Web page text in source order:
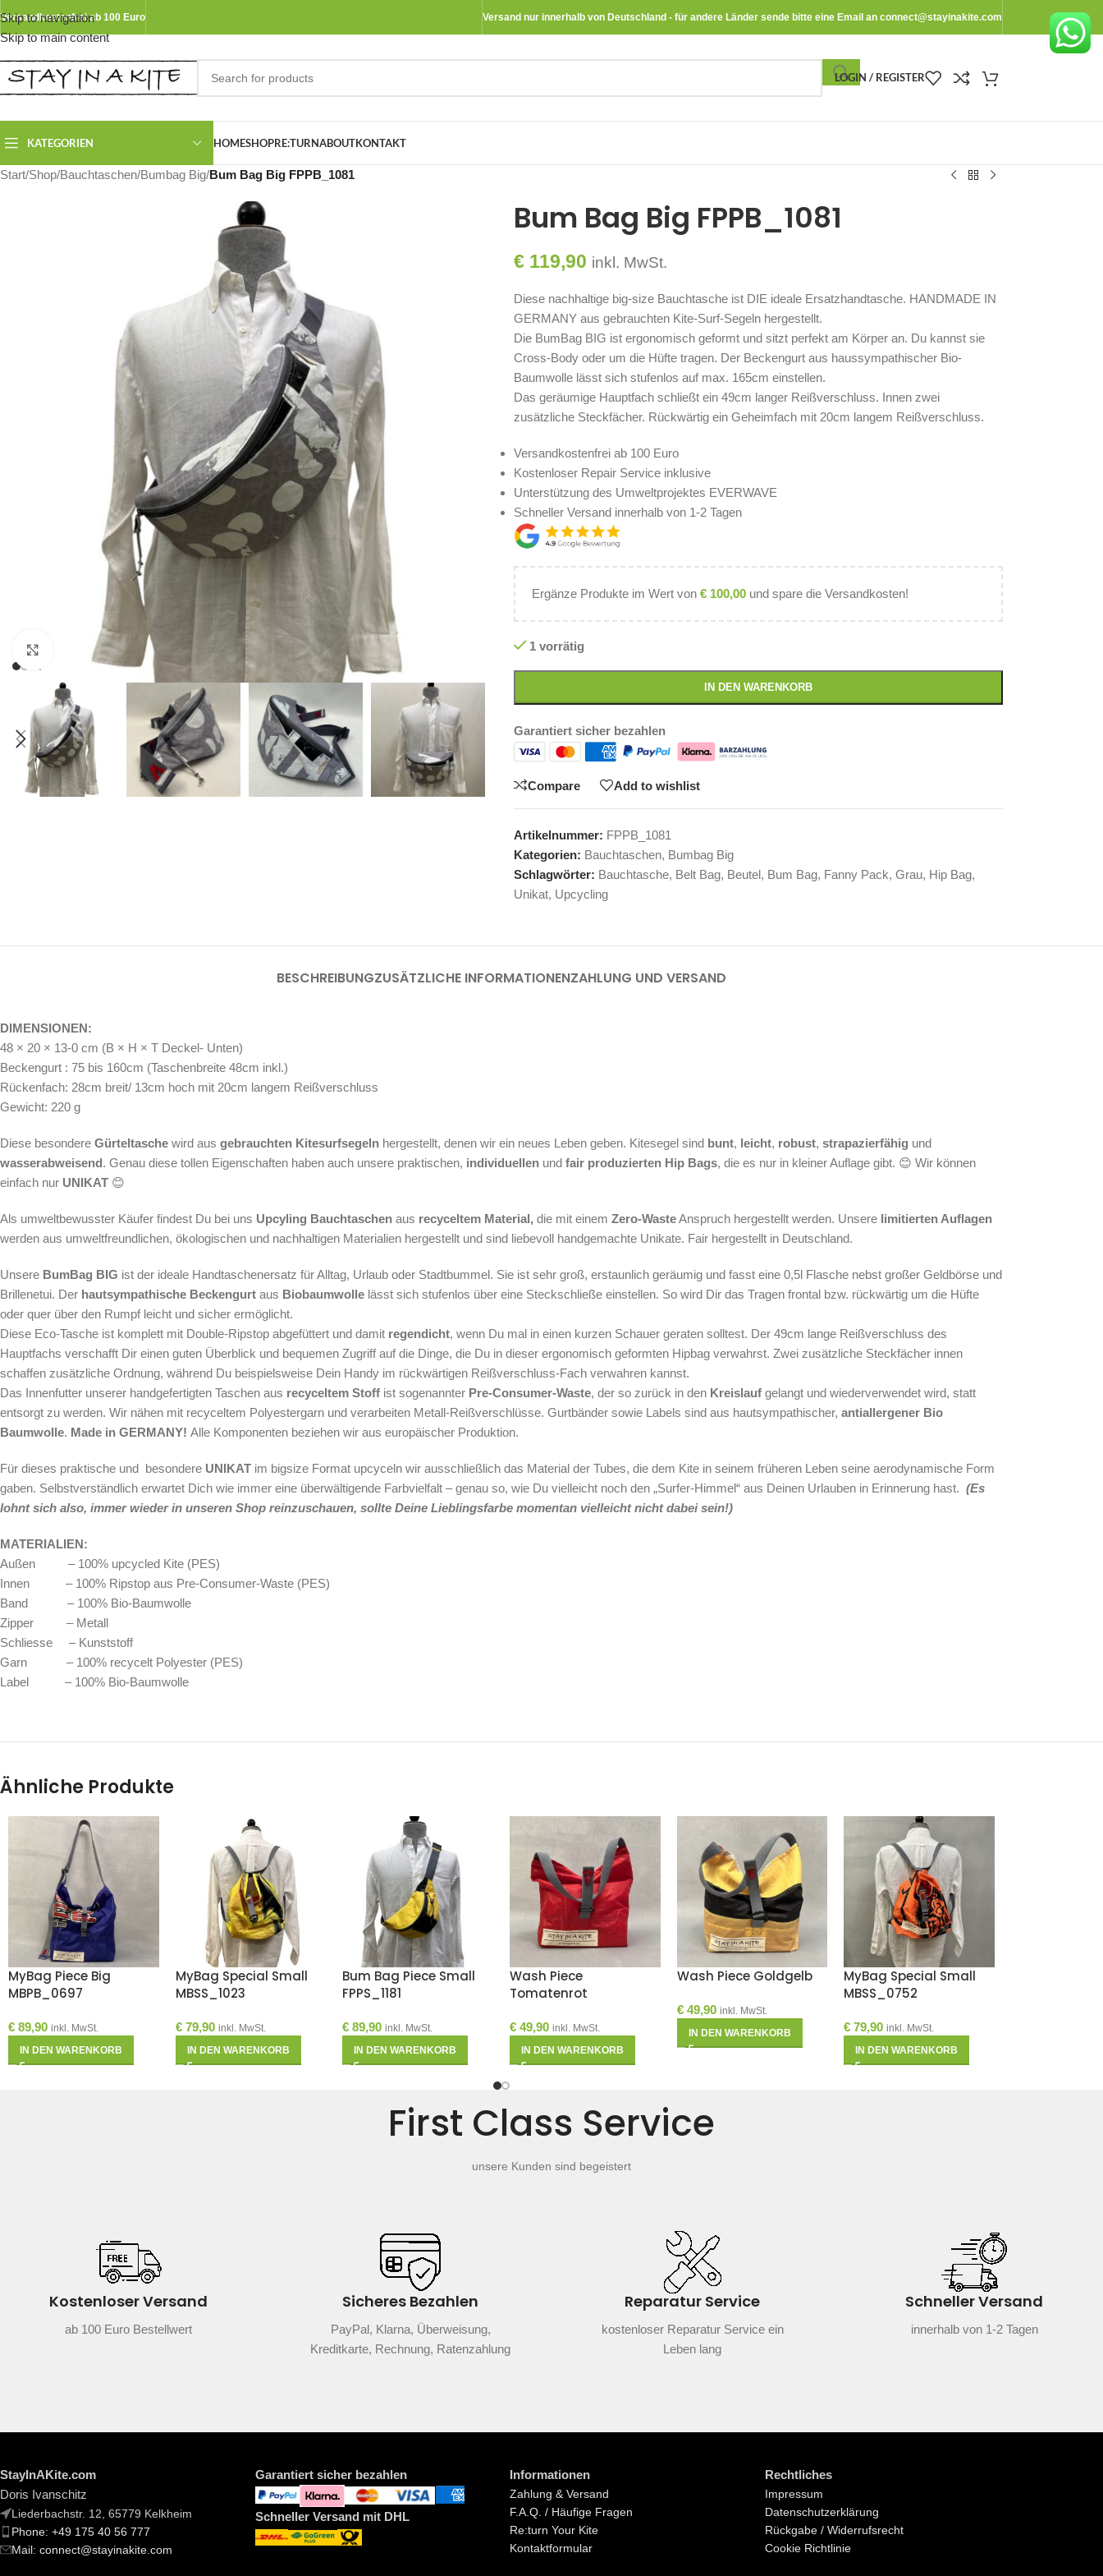
Skip to navigation
Skip to main content
Versandkostenfrei ab 100 Euro Versand nur innerhalb von Deutschland - für andere Länder sende bitte eine Email an connect@stayinakite.com
LOGIN / REGISTER
KATEGORIEN HOMESHOPRE:TURNABOUTKONTAKT
Start/Shop/Bauchtaschen/Bumbag Big/Bum Bag Big FPPB_1081
Click to enlarge
Bum Bag Big FPPB_1081
€119,90 inkl. MwSt.
Diese nachhaltige big-size Bauchtasche ist DIE ideale Ersatzhandtasche. HANDMADE IN
GERMANY aus gebrauchten Kite-Surf-Segeln hergestellt.
Die BumBag BIG ist ergonomisch geformt und sitzt perfekt am Körper an. Du kannst sie
Cross-Body oder um die Hüfte tragen. Der Beckengurt aus haussympathischer Bio-
Baumwolle lässt sich stufenlos auf max. 165cm einstellen.
Das geräumige Hauptfach schließt ein 49cm langer Reißverschluss. Innen zwei
zusätzliche Steckfächer. Rückwärtig ein Geheimfach mit 20cm langem Reißverschluss.
Versandkostenfrei ab 100 Euro
Kostenloser Repair Service inklusive
Unterstützung des Umweltprojektes EVERWAVE
Schneller Versand innerhalb von 1-2 Tagen
Ergänze Produkte im Wert von €100,00und spare die Versandkosten!
1 vorrätig
IN DEN WARENKORB
Garantiert sicher bezahlen
Compare Add to wishlist
Artikelnummer: FPPB_1081
Kategorien: Bauchtaschen, Bumbag Big
Schlagwörter: Bauchtasche, Belt Bag, Beutel, Bum Bag, Fanny Pack, Grau, Hip Bag,
Unikat, Upcycling
BESCHREIBUNGZUSÄTZLICHE INFORMATIONENZAHLUNG UND VERSAND
DIMENSIONEN:
48 × 20 × 13-0 cm (B × H × T Deckel- Unten)
Beckengurt : 75 bis 160cm (Taschenbreite 48cm inkl.)
Rückenfach: 28cm breit/ 13cm hoch mit 20cm langem Reißverschluss
Gewicht: 220 g
Diese besondere Gürteltasche wird aus gebrauchten Kitesurfsegeln hergestellt, denen wir ein neues Leben geben. Kitesegel sind bunt, leicht, robust, strapazierfähig und
wasserabweisend. Genau diese tollen Eigenschaften haben auch unsere praktischen, individuellen und fair produzierten Hip Bags, die es nur in kleiner Auflage gibt. 😊 Wir können
einfach nur UNIKAT 😊
Als umweltbewusster Käufer findest Du bei uns Upcyling Bauchtaschen aus recyceltem Material, die mit einem Zero-WasteAnspruch hergestellt werden. Unsere limitierten Auflagen
werden aus umweltfreundlichen, ökologischen und nachhaltigen Materialien hergestellt und sind liebevoll handgemachte Unikate. Fair hergestellt in Deutschland.
Unsere BumBag BIG ist der ideale Handtaschenersatz für Alltag, Urlaub oder Stadtbummel. Sie ist sehr groß, erstaunlich geräumig und fasst eine 0,5l Flasche nebst großer Geldbörse und
Brillenetui. Der hautsympathische Beckengurt aus Biobaumwolle lässt sich stufenlos über eine Steckschließe einstellen. So wird Dir das Tragen frontal bzw. rückwärtig um die Hüfte
oder quer über den Rumpf leicht und sicher ermöglicht.
Diese Eco-Tasche ist komplett mit Double-Ripstop abgefüttert und damit regendicht, wenn Du mal in einen kurzen Schauer geraten solltest. Der 49cm lange Reißverschluss des
Hauptfachs verschafft Dir einen guten Überblick und bequemen Zugriff auf die Dinge, die Du in dieser ergonomisch geformten Hipbag verwahrst. Zwei zusätzliche Steckfächer innen
schaffen zusätzliche Ordnung, während Du beispielsweise Dein Handy im rückwärtigen Reißverschluss-Fach verwahren kannst.
Das Innenfutter unserer handgefertigten Taschen aus recyceltem Stoff ist sogenannter Pre-Consumer-Waste, der so zurück in den Kreislauf gelangt und wiederverwendet wird, statt
entsorgt zu werden. Wir nähen mit recyceltem Polyestergarn und verarbeiten Metall-Reißverschlüsse. Gurtbänder sowie Labels sind aus hautsympathischer, antiallergener Bio
Baumwolle. Made in GERMANY! Alle Komponenten beziehen wir aus europäischer Produktion.
Für dieses praktische und besondere UNIKAT im bigsize Format upcyceln wir ausschließlich das Material der Tubes, die dem Kite in seinem früheren Leben seine aerodynamische Form
gaben. Selbstverständlich erwartet Dich wie immer eine überwältigende Farbvielfalt – genau so, wie Du vielleicht noch den „Surfer-Himmel“ aus Deinen Urlauben in Erinnerung hast. (Es
lohnt sich also, immer wieder in unseren Shop reinzuschauen, sollte Deine Lieblingsfarbe momentan vielleicht nicht dabei sein!)
MATERIALIEN:
Außen – 100% upcycled Kite (PES)
Innen – 100% Ripstop aus Pre-Consumer-Waste (PES)
Band – 100% Bio-Baumwolle
Zipper – Metall
Schliesse – Kunststoff
Garn – 100% recycelt Polyester (PES)
Label – 100% Bio-Baumwolle
Ähnliche Produkte
MyBag Piece Big
MBPB_0697
€ 89,90 inkl. MwSt.
IN DEN WARENKORB
MyBag Special Small
MBSS_1023
€79,90 inkl. MwSt.
IN DEN WARENKORB
Bum Bag Piece Small
FPPS_1181
€ 89,90 inkl. MwSt.
IN DEN WARENKORB
Wash Piece
Tomatenrot
€49,90 inkl. MwSt.
IN DEN WARENKORB
Wash Piece Goldgelb
€49,90 inkl. MwSt.
IN DEN WARENKORB
MyBag Special Small
MBSS_0752
€ 79,90 inkl. MwSt.
IN DEN WARENKORB
First Class Service
unsere Kunden sind begeistert
Kostenloser Versand
ab 100 Euro Bestellwert
Sicheres Bezahlen
PayPal, Klarna, Überweisung,
Kreditkarte, Rechnung, Ratenzahlung
Reparatur Service
kostenloser Reparatur Service ein
Leben lang
Schneller Versand
innerhalb von 1-2 Tagen
StayInAKite.com
Doris Ivanschitz
Liederbachstr. 12, 65779 Kelkheim
Phone: +49 175 40 56 777
Mail: connect@stayinakite.com
Garantiert sicher bezahlen
Schneller Versand mit DHL
Informationen
Zahlung & Versand
F.A.Q. / Häufige Fragen
Re:turn Your Kite
Kontaktformular
Rechtliches
Impressum
Datenschutzerklärung
Rückgabe / Widerrufsrecht
Cookie Richtlinie